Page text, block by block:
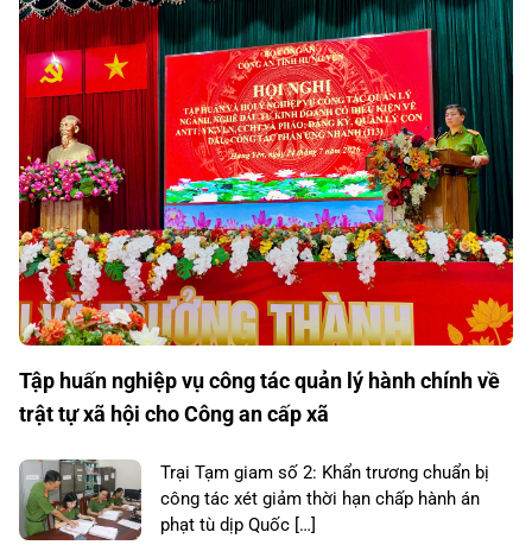
Tập huấn nghiệp vụ công tác quản lý hành chính về
trật tự xã hội cho Công an cấp xã
Trại Tạm giam số 2: Khẩn trương chuẩn bị
công tác xét giảm thời hạn chấp hành án
phạt tù dịp Quốc […]